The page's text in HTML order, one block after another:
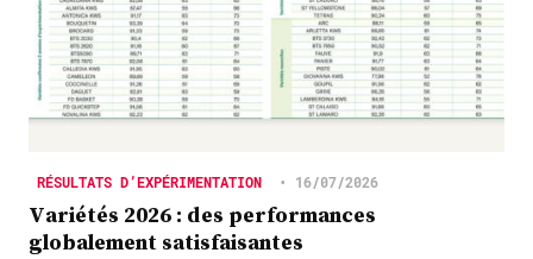
RÉSULTATS D’EXPÉRIMENTATION • 16/07/2026
Variétés 2026 : des performances
globalement satisfaisantes